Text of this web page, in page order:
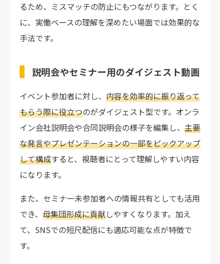
るため、ミスマッチの防止にもつながります。とく
に、実働ベースの理解を深めたい場面では効果的な
手法です。
説明会やセミナー用のダイジェスト動画
イベント参加者に対し、 内容を効率的に振り返って
もらう際に役立つのがダイジェスト型です。オンラ
イン会社説明会や合同説明会の様子を編集し、 主要
な発言やプレゼンテーションの一部をピックアップ
して構成すると、視聴者にとって理解しやすい内容
になります。
また、セミナー未参加者への情報共有としても活用
でき、 母集団形成に貢献しやすくなります。加え
て、SNSでの短尺配信にも適応可能な点が特徴で
す。